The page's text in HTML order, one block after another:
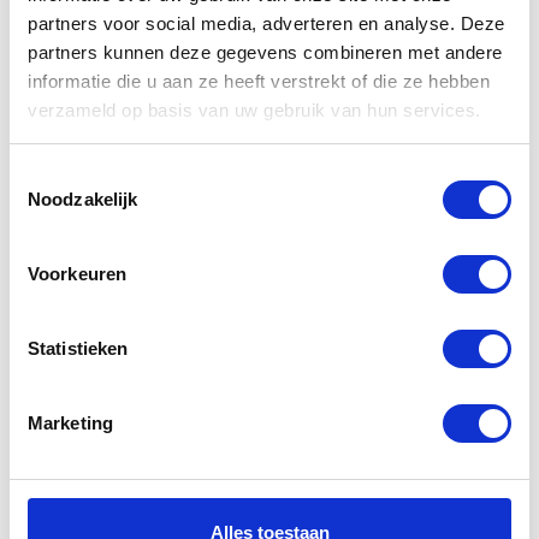
partners voor social media, adverteren en analyse. Deze
partners kunnen deze gegevens combineren met andere
informatie die u aan ze heeft verstrekt of die ze hebben
verzameld op basis van uw gebruik van hun services.
Noodzakelijk
Voorkeuren
Statistieken
Marketing
Alles toestaan
Gerelateerde
Barbera
Glossy Black